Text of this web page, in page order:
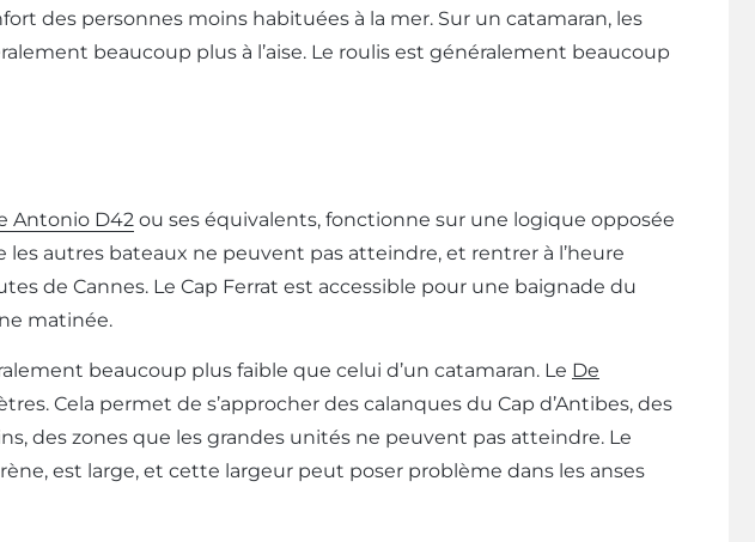
des personnes moins habituées à la mer. Sur un catamaran, les
beaucoup plus à l’aise. Le roulis est généralement beaucoup
Antonio D42 ou ses équivalents, fonctionne sur une logique opposée
les autres bateaux ne peuvent pas atteindre, et rentrer à l’heure
de Cannes. Le Cap Ferrat est accessible pour une baignade du
matinée.
beaucoup plus faible que celui d’un catamaran. Le De
Cela permet de s’approcher des calanques du Cap d’Antibes, des
des zones que les grandes unités ne peuvent pas atteindre. Le
est large, et cette largeur peut poser problème dans les anses